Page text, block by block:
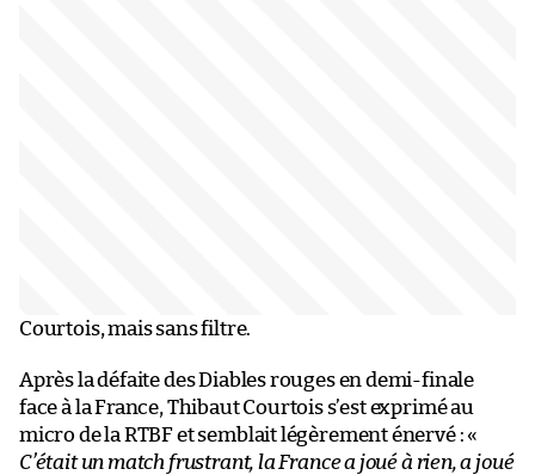
Courtois, mais sans filtre.
Après la défaite des Diables rouges en demi-finale
face à la France, Thibaut Courtois s’est exprimé au
micro de la RTBF et semblait légèrement énervé : «
C’était un match frustrant, la France a joué à rien, a joué